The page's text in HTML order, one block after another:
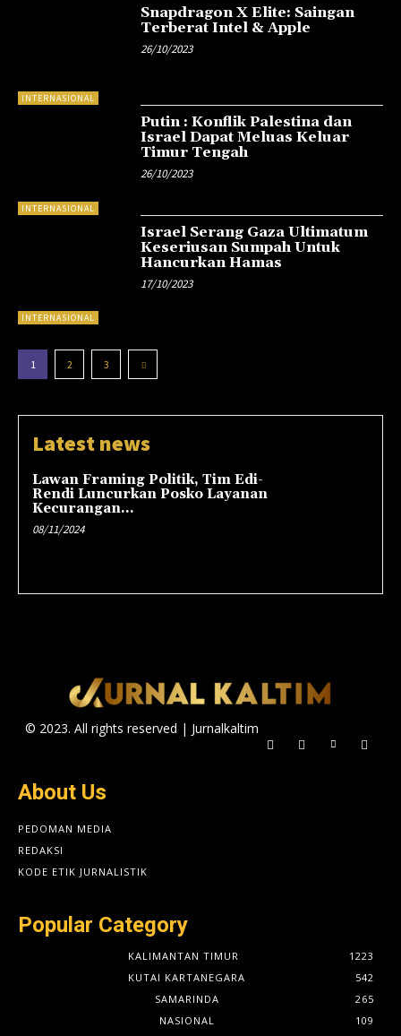
INTERNASIONAL
Snapdragon X Elite: Saingan
Terberat Intel & Apple
26/10/2023
INTERNASIONAL
Putin : Konflik Palestina dan
Israel Dapat Meluas Keluar
Timur Tengah
26/10/2023
INTERNASIONAL
Israel Serang Gaza Ultimatum
Keseriusan Sumpah Untuk
Hancurkan Hamas
17/10/2023
1 2 3
Latest news
Lawan Framing Politik, Tim Edi-
Rendi Luncurkan Posko Layanan
Kecurangan...
08/11/2024
© 2023. All rights reserved | Jurnalkaltim
About Us
PEDOMAN MEDIA
REDAKSI
KODE ETIK JURNALISTIK
Popular Category
KALIMANTAN TIMUR
1223
KUTAI KARTANEGARA
542
SAMARINDA
265
NASIONAL
109